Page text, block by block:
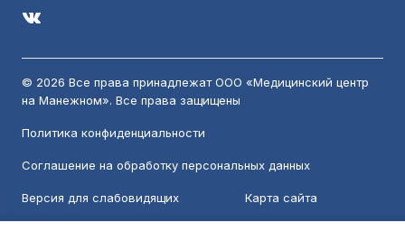
© 2026 Все права принадлежат ООО «Медицинский центр
на Манежном». Все права защищены
Политика конфиденциальности
Соглашение на обработку персональных данных
Версия для слабовидящих Карта сайта